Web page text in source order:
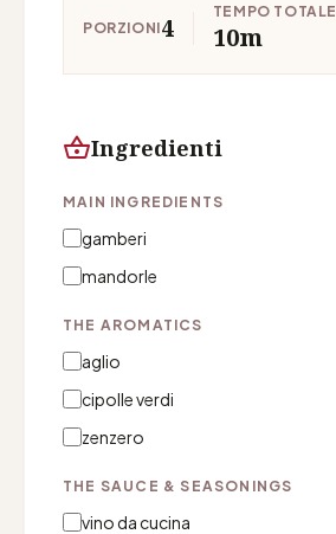
PORZIONI4
TEMPO TOTALE
10m
shopping_basketIngredienti
MAIN INGREDIENTS
gamberi
mandorle
THE AROMATICS
aglio
cipolle verdi
zenzero
THE SAUCE & SEASONINGS
vino da cucina